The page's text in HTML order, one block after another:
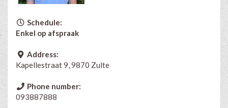
Schedule:
Enkel op afspraak
Address:
Kapellestraat 9, 9870 Zulte
Phone number:
093887888